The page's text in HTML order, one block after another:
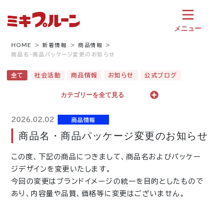
メニュー
HOME 新着情報
商品情報
商品名・商品パッケージ変更のお知らせ
全て 社会活動 商品情報 お知らせ 公式ブログ
カテゴリーを全て見る
2026.02.02 商品情報
商品名・商品パッケージ変更のお知らせ
この度、下記の商品につきまして、商品名およびパッケー
ジデザインを変更いたします。
今回の変更はブランドイメージの統一を目的としたもので
あり、内容量や品質、価格等に変更はございません。